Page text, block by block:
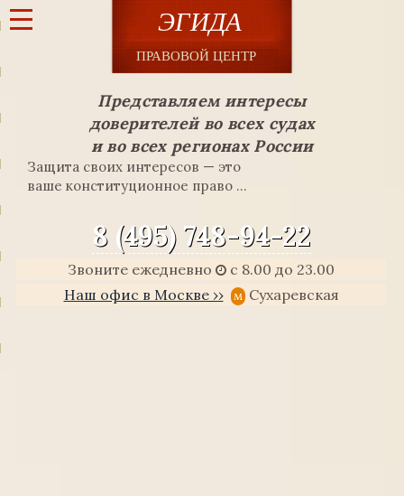
Представляем интересы
доверителей во всех судах
и во всех регионах России
Защита своих интересов — это
ваше конституционное право ...
8 (495) 748-94-22
Звоните ежедневно
с 8.00 до 23.00
Наш офис в Москве ››
мСухаревская